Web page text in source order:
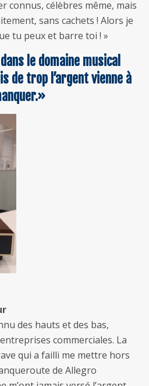
connus, célèbres même, mais
sans cachets ! Alors je
tu peux et barre toi ! »
le domaine musical
de trop l’argent vienne à
des hauts et des bas,
commerciales. La
qui a failli me mettre hors
de Allegro